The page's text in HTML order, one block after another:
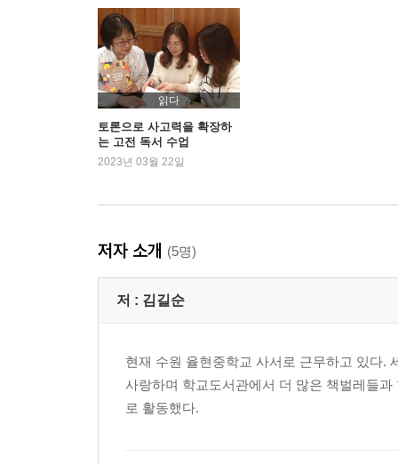
3장 서로를 지켜주는 우정
꿈을 키우는 청소년들, 모두 깜언!_『모두 깜언』
삶은 함께 위로하며 가는 여행_『오즈의 의류수거
식물도 사람도 사랑으로 꽃을 피운다_『원예반 소
희망의 땅에 뿌리를 내리고 당당하게 서라!_『옆집
Tip! 발문 뽑는 요령
4장 진짜 ‘나’를 찾는 모험
당신의 삶은 지금 몇 시입니까?_『시간을 파는 상
Tip! 토론에 활용하기 좋은 간단한 도구
읽다
토론으로 사고력을 확장하
는 고전 독서 수업
2023년 03월 22일
저자 소개 (5명)
저 : 김길순
현재 수원 율현중학교 사서로 근무하고 있다.
사랑하며 학교도서관에서 더 많은 책벌레들
로 활동했다.